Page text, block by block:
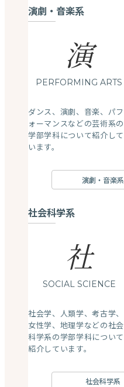
演劇・音楽系
演
PERFORMING ARTS
ダンス、演劇、音楽、パフ
ォーマンスなどの芸術系の
学部学科について紹介して
います。
演劇・音楽系
社会科学系
社
SOCIAL SCIENCE
社会学、人類学、考古学、
女性学、地理学などの社会
科学系の学部学科について
紹介しています。
社会科学系